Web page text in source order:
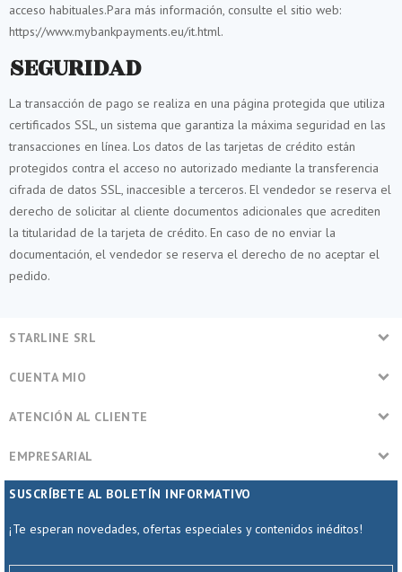
acceso habituales.Para más información, consulte el sitio web:
https://www.mybankpayments.eu/it.html.
SEGURIDAD
La transacción de pago se realiza en una página protegida que utiliza
certificados SSL, un sistema que garantiza la máxima seguridad en las
transacciones en línea. Los datos de las tarjetas de crédito están
protegidos contra el acceso no autorizado mediante la transferencia
cifrada de datos SSL, inaccesible a terceros. El vendedor se reserva el
derecho de solicitar al cliente documentos adicionales que acrediten
la titularidad de la tarjeta de crédito. En caso de no enviar la
documentación, el vendedor se reserva el derecho de no aceptar el
pedido.
STARLINE SRL
CUENTA MIO
ATENCIÓN AL CLIENTE
EMPRESARIAL
SUSCRÍBETE AL BOLETÍN INFORMATIVO
¡Te esperan novedades, ofertas especiales y contenidos inéditos!